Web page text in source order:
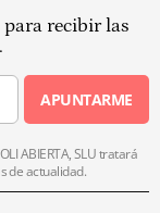
recibir las
APUNTARME
ABIERTA, SLU tratará
de actualidad.